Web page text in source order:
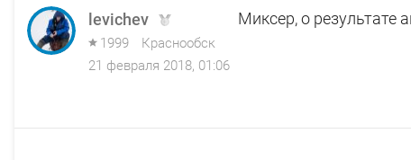
levichev
1999
Краснообск
21 февраля 2018, 01:06
Миксер, о результате